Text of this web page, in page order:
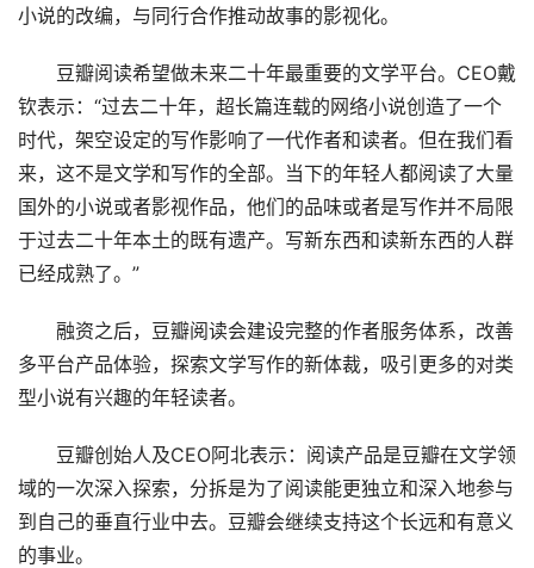
小说的改编，与同行合作推动故事的影视化。
豆瓣阅读希望做未来二十年最重要的文学平台。CEO戴
钦表示：“过去二十年，超长篇连载的网络小说创造了一个
时代，架空设定的写作影响了一代作者和读者。但在我们看
来，这不是文学和写作的全部。当下的年轻人都阅读了大量
国外的小说或者影视作品，他们的品味或者是写作并不局限
于过去二十年本土的既有遗产。写新东西和读新东西的人群
已经成熟了。”
融资之后，豆瓣阅读会建设完整的作者服务体系，改善
多平台产品体验，探索文学写作的新体裁，吸引更多的对类
型小说有兴趣的年轻读者。
豆瓣创始人及CEO阿北表示：阅读产品是豆瓣在文学领
域的一次深入探索，分拆是为了阅读能更独立和深入地参与
到自己的垂直行业中去。豆瓣会继续支持这个长远和有意义
的事业。